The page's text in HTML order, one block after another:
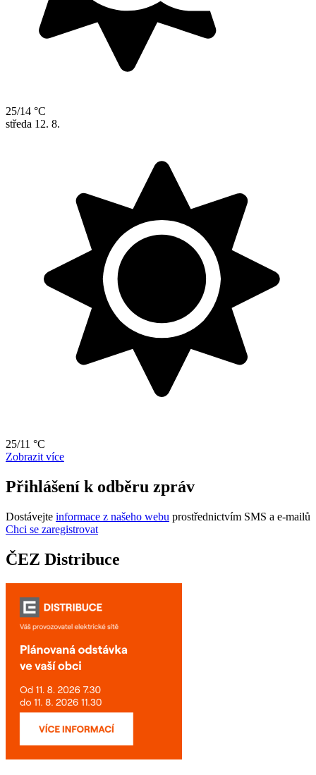
25/14 °C
středa 12. 8.
25/11 °C
Zobrazit více
Přihlášení k odběru zpráv
Dostávejte informace z našeho webu prostřednictvím SMS a e-mailů
Chci se zaregistrovat
ČEZ Distribuce